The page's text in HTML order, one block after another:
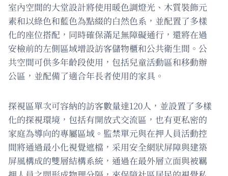
室內空間的大堂設計將使用暖色調燈光、木質裝飾元
素和以綠色和藍色為點綴的白然色系，並配置了多樣
化的座位搭配，同時確保滿足無障礙通行，還將在過
安檢前的左側區域增設訪客儲物櫃和公共衛生間。公
共空間可供多年齡段使用，包括兒童活動區和移動辦
公區，並配備了適合年長者使用的家具。
探視區單次可容納的訪客數量達120人，並設置了多樣
化的探視環境，包括有開放式交流區，也有更私密的
家庭為導向的專屬區域。監禁單元與在押人員活動控
間將通過最小化視覺遮檔，采用安全網狀屏障與建築
屏風構成的雙層結構系統，通過在最外層立面與被羈